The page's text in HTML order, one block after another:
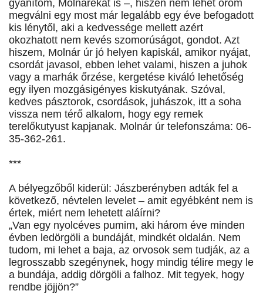
gyanítom, Molnárékat is –, hiszen nem lehet öröm
megválni egy most már legalább egy éve befogadott
kis lénytől, aki a kedvessége mellett azért
okozhatott nem kevés szomorúságot, gondot. Azt
hiszem, Molnár úr jó helyen kapiskál, amikor nyájat,
csordát javasol, ebben lehet valami, hiszen a juhok
vagy a marhák őrzése, kergetése kiváló lehetőség
egy ilyen mozgásigényes kiskutyának. Szóval,
kedves pásztorok, csordások, juhászok, itt a soha
vissza nem térő alkalom, hogy egy remek
terelőkutyust kapjanak. Molnár úr telefonszáma: 06-
35-362-261.
***
A bélyegzőből kiderül: Jászberényben adták fel a
következő, névtelen levelet – amit egyébként nem is
értek, miért nem lehetett aláírni?
„Van egy nyolcéves pumim, aki három éve minden
évben ledörgöli a bundáját, mindkét oldalán. Nem
tudom, mi lehet a baja, az orvosok sem tudják, az a
legrosszabb szegénynek, hogy mindig télire megy le
a bundája, addig dörgöli a falhoz. Mit tegyek, hogy
rendbe jöjjön?”